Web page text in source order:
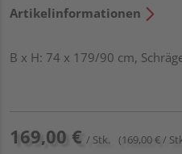
Artikelinformationen
B x H: 74 x 179/90 cm,
169,00 € / Stk. (169,00 € /